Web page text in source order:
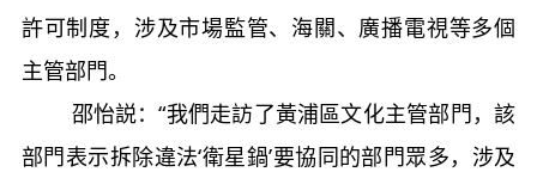
許可制度，涉及市場監管、海關、廣播電視等多個
主管部門。
邵怡説：“我們走訪了黃浦區文化主管部門，該
部門表示拆除違法‘衛星鍋’要協同的部門眾多，涉及